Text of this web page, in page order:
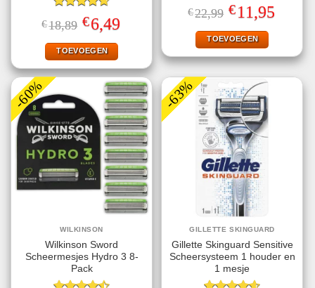
Gewaardeerd
4.67uit 5
€18,89 Oorspronkelijke
prijs
was:
€18,89.
€6,49Huidige
prijs
TOEVOEGEN
Gewaardeerd
4.60uit 5
€22,99 Oorspronkelijke
prijs
was:
€22,99.
€11,95prijs
TOEVOEGEN
-60%
WILKINSON
Wilkinson Sword
Scheermesjes Hydro 3 8-
Pack
-63%
GILLETTE SKINGUARD
Gillette Skinguard Sensitive
Scheersysteem 1 houder en
1 mesje